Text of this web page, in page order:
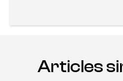
Articles